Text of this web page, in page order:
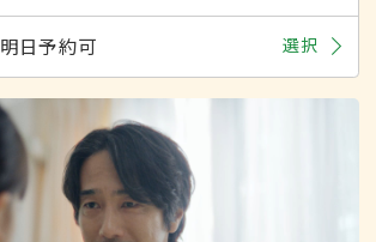
明日予約可 選択